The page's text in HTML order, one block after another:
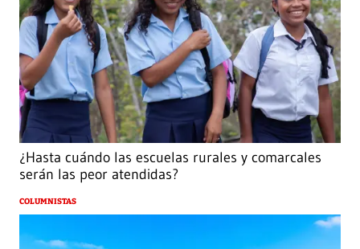
¿Hasta cuándo las escuelas rurales y comarcales
serán las peor atendidas?
COLUMNISTAS